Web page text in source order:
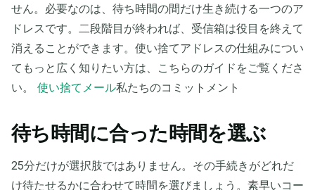
せん。必要なのは、待ち時間の間だけ生き続ける一つのア
ドレスです。二段階目が終われば、受信箱は役目を終えて
消えることができます。使い捨てアドレスの仕組みについ
てもっと広く知りたい方は、こちらのガイドをご覧くださ
い。 使い捨てメール私たちのコミットメント
待ち時間に合った時間を選ぶ
25分だけが選択肢ではありません。その手続きがどれだ
け待たせるかに合わせて時間を選びましょう。素早いコー